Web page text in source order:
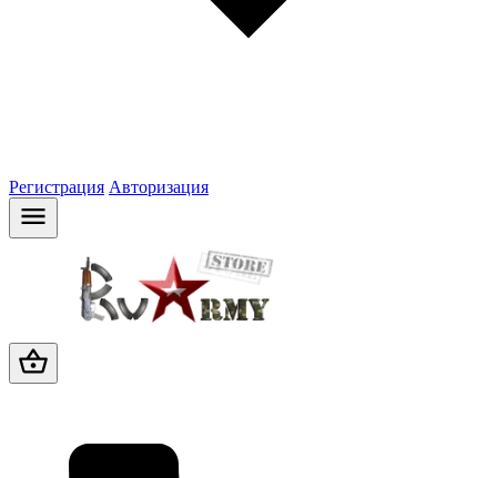
Регистрация Авторизация